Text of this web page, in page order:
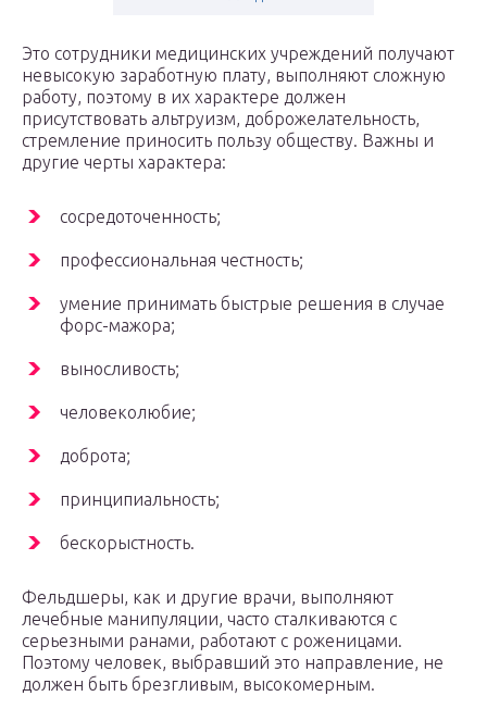
Это сотрудники медицинских учреждений получают
невысокую заработную плату, выполняют сложную
работу, поэтому в их характере должен
присутствовать альтруизм, доброжелательность,
стремление приносить пользу обществу. Важны и
другие черты характера:
сосредоточенность;
профессиональная честность;
умение принимать быстрые решения в случае
форс-мажора;
выносливость;
человеколюбие;
доброта;
принципиальность;
бескорыстность.
Фельдшеры, как и другие врачи, выполняют
лечебные манипуляции, часто сталкиваются с
серьезными ранами, работают с роженицами.
Поэтому человек, выбравший это направление, не
должен быть брезгливым, высокомерным.